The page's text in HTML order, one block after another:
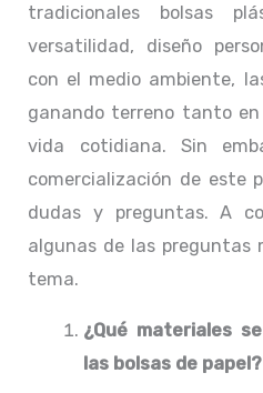
tradicionales bolsas
versatilidad, diseño
con el medio ambiente,
ganando terreno tanto
vida cotidiana. Sin
comercialización de este
dudas y preguntas. A
algunas de las preguntas
tema.
¿Qué materiales
las bolsas de papel?